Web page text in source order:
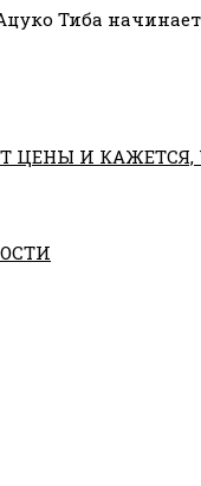
Тиба
ЦЕНЫ И КАЖЕТСЯ,